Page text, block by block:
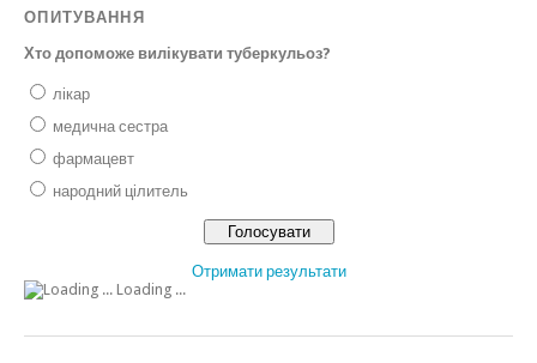
ОПИТУВАННЯ
Хто допоможе вилікувати туберкульоз?
лікар
медична сестра
фармацевт
народний цілитель
Отримати результати
Loading ...